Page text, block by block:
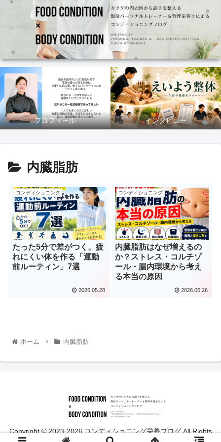
プロフィール インタビュー
内臓脂肪
コンディショニング
たった5分で差がつく。疲
れにくい体を作る「運動
前ルーティン」7選
2026.05.28
コンディショニング
内臓脂肪はなぜ増えるの
か？ストレス・コルチゾ
ール・腸内環境から考え
る本当の原因
2026.05.26
ホーム 内臓脂肪
Copyright © 2023-2026 コンディショニング栄養ブログ All Rights